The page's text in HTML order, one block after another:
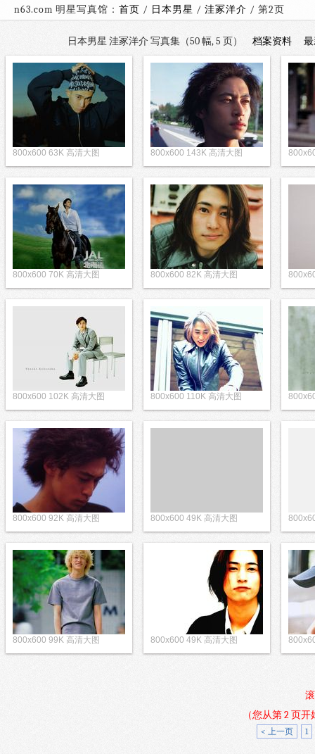
n63.com 明星写真馆： 首页 / 日本男星 / 洼冢洋介 / 第
日本男星 洼冢洋介 写真集（50 幅, 5 页） 档案资料
800x600 63K 高清大图 800x600 143K 高清大图
800x600 70K 高清大图 800x600 82K 高清大图
800x600 102K 高清大图 800x600 110K 高清大图
800x600 92K 高清大图 800x600 49K 高清大图
800x600 99K 高清大图 800x600 49K 高清大图
（您从第 2 页
< 上一页 1